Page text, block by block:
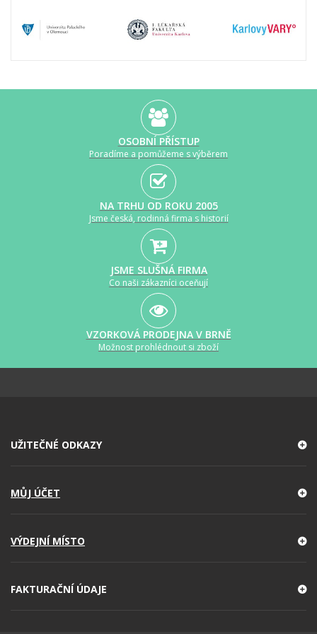
OSOBNÍ PŘÍSTUP
Poradíme a pomůžeme s výběrem
NA TRHU OD ROKU 2005
Jsme česká, rodinná firma s historií
JSME SLUŠNÁ FIRMA
Co naši zákazníci oceňují
VZORKOVÁ PRODEJNA V BRNĚ
Možnost prohlédnout si zboží
UŽITEČNÉ ODKAZY
MŮJ ÚČET
VÝDEJNÍ MÍSTO
FAKTURAČNÍ ÚDAJE